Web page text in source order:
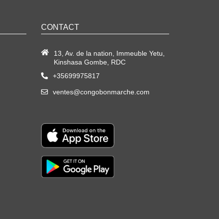
CONTACT
13, Av. de la nation, Immeuble Yetu,
Kinshasa Gombe, RDC
+35699975817
ventes@congobonmarche.com